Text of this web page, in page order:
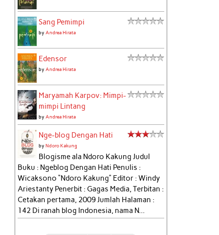
Sang Pemimpi
byAndrea Hirata
Edensor
byAndrea Hirata
Maryamah Karpov: Mimpi-
mimpi Lintang
byAndrea Hirata
Nge-blog Dengan Hati
byNdoro Kakung
Blogisme ala Ndoro Kakung Judul
Buku : Ngeblog Dengan Hati Penulis :
Wicaksono “Ndoro Kakung” Editor : Windy
Ariestanty Penerbit : Gagas Media, Terbitan :
Cetakan pertama, 2009 Jumlah Halaman :
142 Di ranah blog Indonesia, nama N...